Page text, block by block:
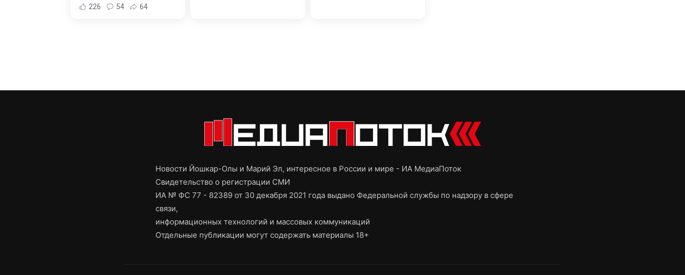
226 54 64
Новости Йошкар-Олы и Марий Эл, интересное в России и мире - ИА МедиаПоток
Свидетельство о регистрации СМИ
ИА № ФС 77 - 82389 от 30 декабря 2021 года выдано Федеральной службы по надзору в сфере
связи,
информационных технологий и массовых коммуникаций
Отдельные публикации могут содержать материалы 18+